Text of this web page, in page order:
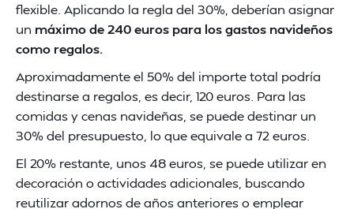
flexible. Aplicando la regla del 30%, deberían asignar
un máximo de 240 euros para los gastos navideños
como regalos.
Aproximadamente el 50% del importe total podría
destinarse a regalos, es decir, 120 euros. Para las
comidas y cenas navideñas, se puede destinar un
30% del presupuesto, lo que equivale a 72 euros.
El 20% restante, unos 48 euros, se puede utilizar en
decoración o actividades adicionales, buscando
reutilizar adornos de años anteriores o emplear